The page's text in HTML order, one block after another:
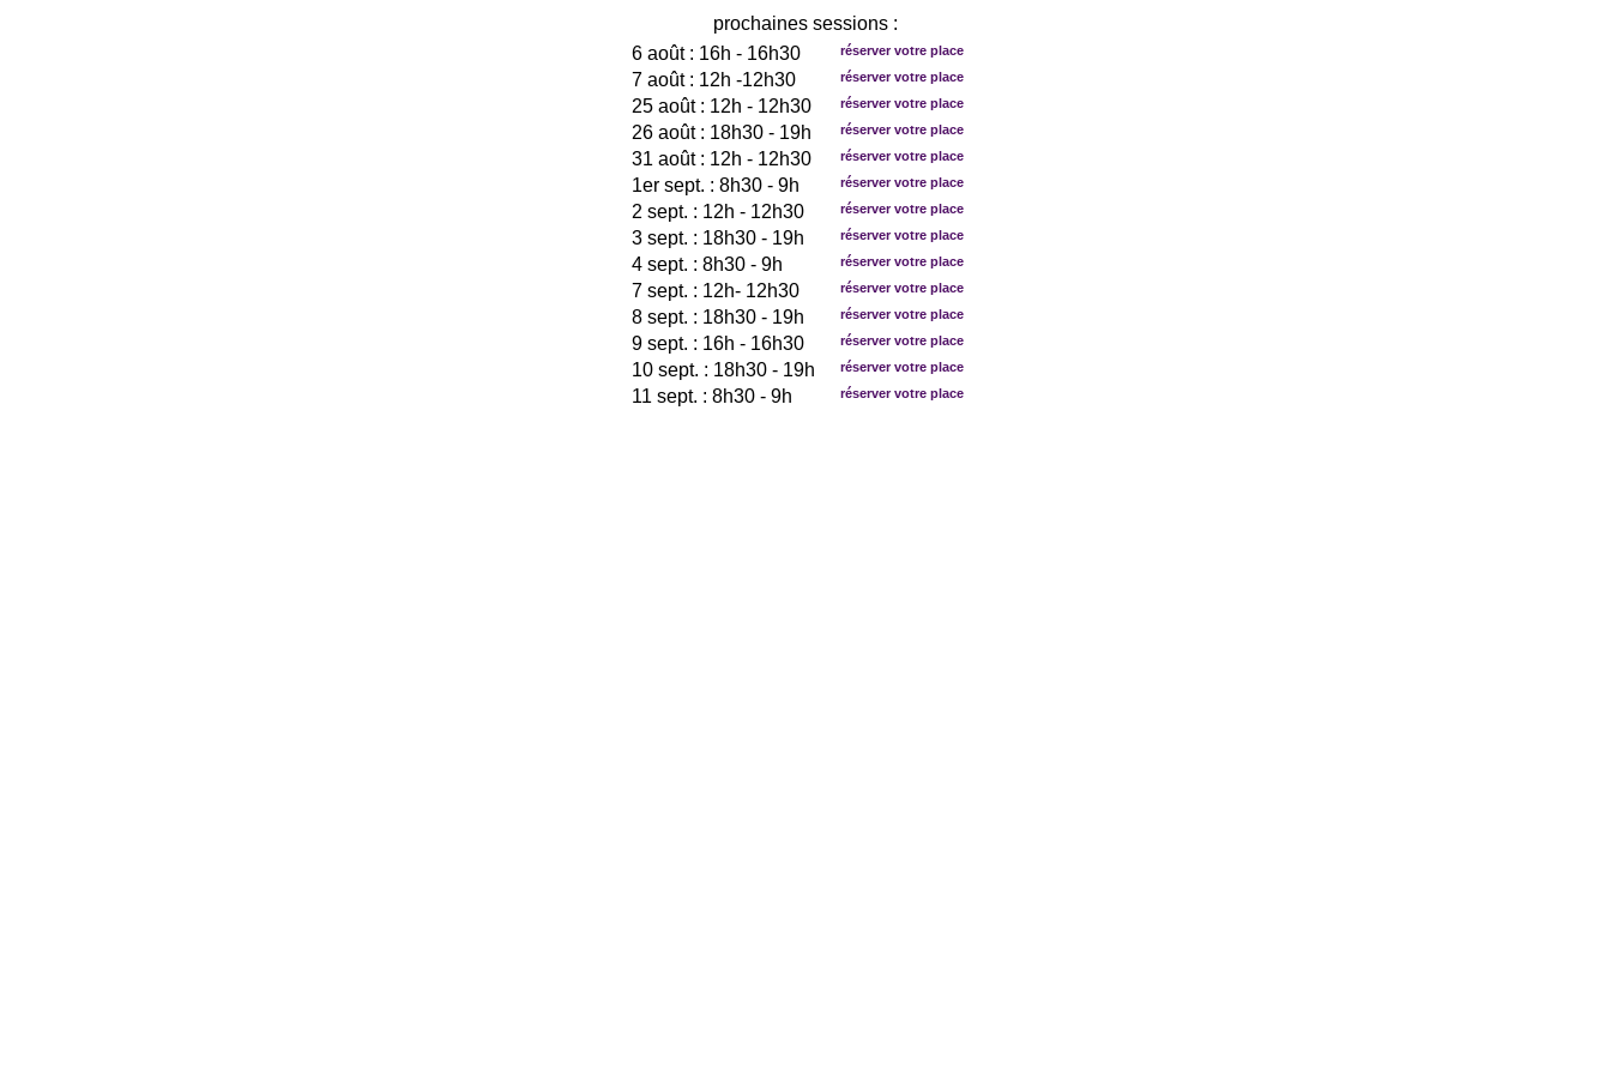
prochaines sessions :
6 août : 16h - 16h30
réserver votre place
7 août : 12h -12h30 réserver votre place
25 août : 12h - 12h30 réserver votre place
26 août : 18h30 - 19h réserver votre place
31 août : 12h - 12h30 réserver votre place
1er sept. : 8h30 - 9h réserver votre place
2 sept. : 12h - 12h30 réserver votre place
3 sept. : 18h30 - 19h réserver votre place
4 sept. : 8h30 - 9h réserver votre place
7 sept. : 12h- 12h30 réserver votre place
8 sept. : 18h30 - 19h réserver votre place
9 sept. : 16h - 16h30 réserver votre place
10 sept. : 18h30 - 19h réserver votre place
11 sept. : 8h30 - 9h réserver votre place